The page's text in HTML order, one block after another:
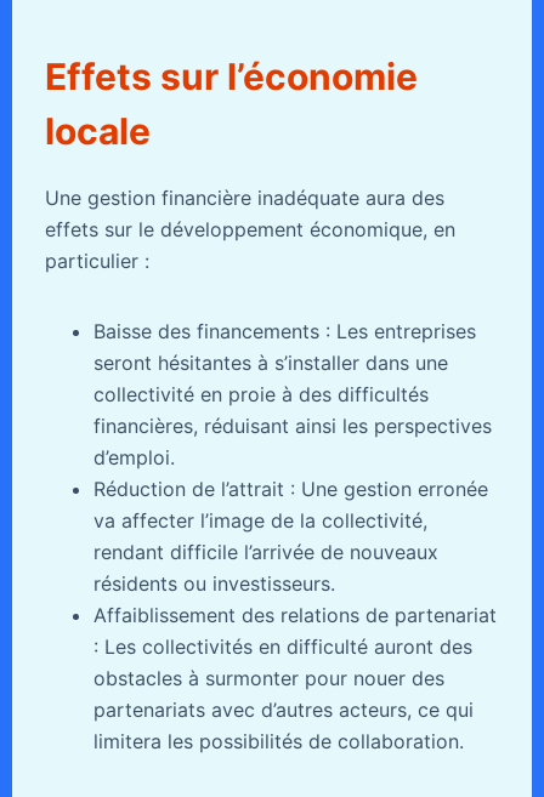
Effets sur l’économie
locale
Une gestion financière inadéquate aura des
effets sur le développement économique, en
particulier :
Baisse des financements : Les entreprises
seront hésitantes à s’installer dans une
collectivité en proie à des difficultés
financières, réduisant ainsi les perspectives
d’emploi.
Réduction de l’attrait : Une gestion erronée
va affecter l’image de la collectivité,
rendant difficile l’arrivée de nouveaux
résidents ou investisseurs.
Affaiblissement des relations de partenariat
: Les collectivités en difficulté auront des
obstacles à surmonter pour nouer des
partenariats avec d’autres acteurs, ce qui
limitera les possibilités de collaboration.